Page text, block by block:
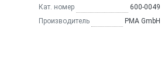
Кат. номер
600-0049
Производитель
PMA GmbH